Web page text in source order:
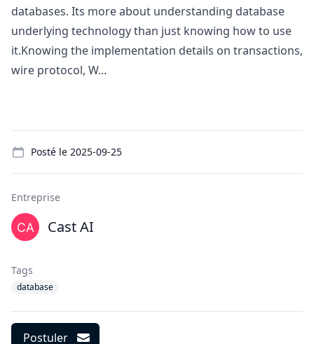
databases. Its more about understanding database
underlying technology than just knowing how to use
it.Knowing the implementation details on transactions,
wire protocol, W...
Posté le 2025-09-25
Entreprise
Cast AI
Tags
database
Postuler